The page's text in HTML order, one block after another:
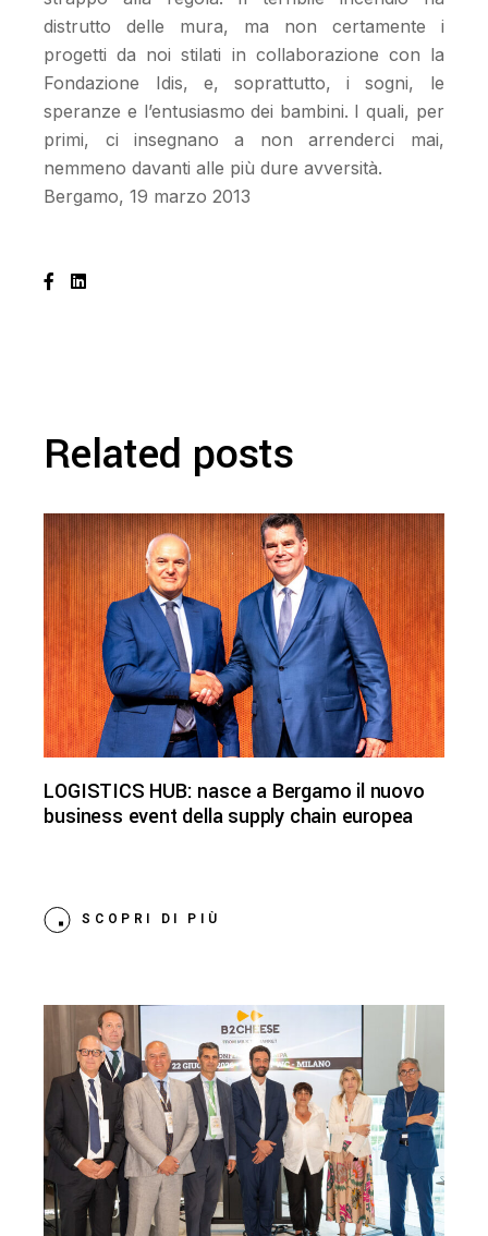
distrutto delle mura, ma non certamente i
progetti da noi stilati in collaborazione con la
Fondazione Idis, e, soprattutto, i sogni, le
speranze e l’entusiasmo dei bambini. I quali, per
primi, ci insegnano a non arrenderci mai,
nemmeno davanti alle più dure avversità.
Bergamo, 19 marzo 2013
Related posts
LOGISTICS HUB: nasce a Bergamo il nuovo
business event della supply chain europea
SCOPRI DI PIÙ